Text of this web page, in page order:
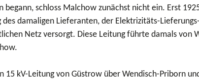
schloss Malchow zunächst nicht ein. Erst
damaligen Lieferanten, der Elektrizitäts-Lieferungs-
Netz versorgt. Diese Leitung führte damals von
kV-Leitung von Güstrow über Wendisch-Priborn